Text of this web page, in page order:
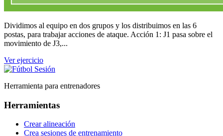
Dividimos al equipo en dos grupos y los distribuimos en las 6
postas, para trabajar acciones de ataque. Acción 1: J1 pasa sobre el
movimiento de J3,...
Ver ejercicio
Herramienta para entrenadores
Herramientas
Crear alineación
Crea sesiones de entrenamiento